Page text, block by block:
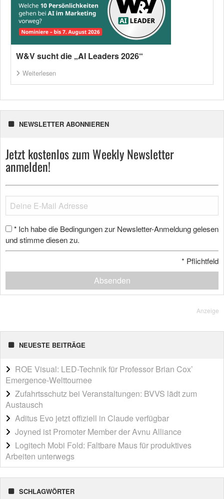
W&V sucht die „AI Leaders 2026“
Weiterlesen
NEWSLETTER ABONNIEREN
Jetzt kostenlos zum Weekly Newsletter
anmelden!
* Ich habe die Bedingungen zur Newsletter-Anmeldung gelesen
und stimme diesen zu.
* Pflichtfeld
Absenden
Anzeige
NEUESTE BEITRÄGE
ROE Visual: LED-Technik für Professor Brian Cox’
Emergence-Welttournee
Zufahrtsschutz bei Veranstaltungen: BVVS lädt zum
Austausch
Aditus Evo jetzt offiziell in Claude verfügbar
Joyned ist Promoter Member der Avnu Alliance
Logitech Mobi Fold: Faltbare Maus für produktives
Arbeiten unterwegs
SCHLAGWÖRTER